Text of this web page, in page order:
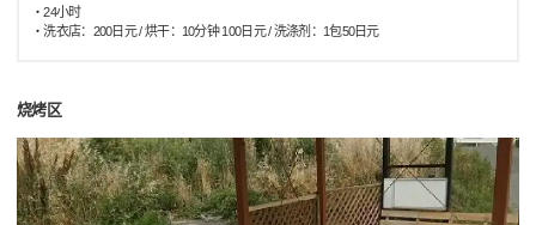
・24小时
・洗衣店：200日元 / 烘干：10分钟 100日元 / 洗涤剂：1包50日元
烧烤区